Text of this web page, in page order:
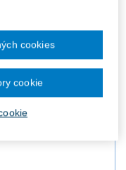
Produkty1 - 1 / 1
cookies
cookie